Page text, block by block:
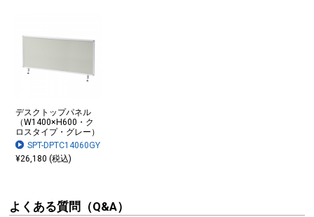
デスクトップパネル
（W1400×H600・ク
ロスタイプ・グレー）
SPT-DPTC14060GY
¥26,180 (税込)
よくある質問（Q&A）